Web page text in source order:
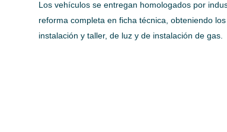
Los vehículos se entregan homologados por
reforma completa en ficha técnica, obteniendo
instalación y taller, de luz y de instalación de gas.